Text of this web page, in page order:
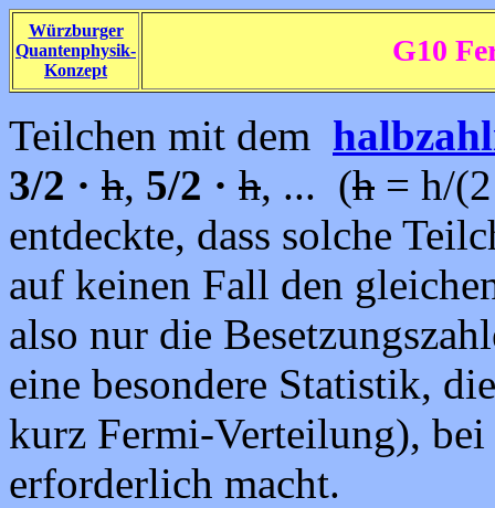
Würzburger
Quantenphysik-
Konzept
G10
Teilchen mit dem
3/2 · h, 5/2 · h, ... (h = h/(2
entdeckte, dass solche
auf keinen Fall den
also nur die
eine besondere Statistik,
kurz Fermi-Verteilung), bei
erforderlich macht.